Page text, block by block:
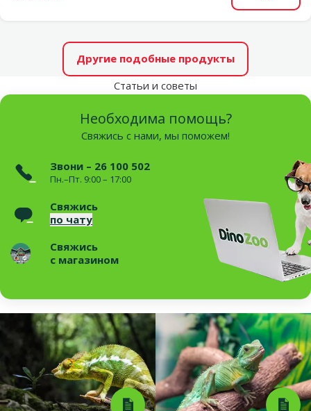
Другие подобные продукты
Статьи и советы
Необходима помощь?
Свяжись с нами, мы поможем!
Звони – 26 100 502
Пн.–Пт. 9:00 – 17:00
Свяжись
по чату
Свяжись
с магазином